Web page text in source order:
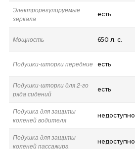
Электрорегулируемые
зеркала
есть
Мощность 650 л. с.
Подушки-шторки передние есть
Подушки-шторки для 2-го
ряда сидений
есть
Подушка для защиты
коленей водителя
недоступно
Подушка для защиты
коленей пассажира
недоступно